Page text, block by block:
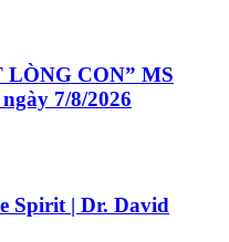
CON” MS
7/8/2026
Spirit | Dr. David